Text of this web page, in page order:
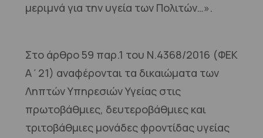
μεριμνά για την υγεία των Πολιτών…».
Στο άρθρο 59 παρ.1 του Ν.4368/2016 (ΦΕΚ
Α΄21) αναφέρονται τα δικαιώματα των
Ληπτών Υπηρεσιών Υγείας στις
πρωτοβάθμιες, δευτεροβάθμιες και
τριτοβάθμιες μονάδες φροντίδας υγείας